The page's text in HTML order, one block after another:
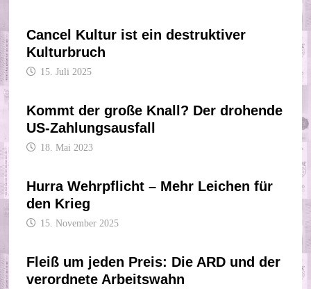
Cancel Kultur ist ein destruktiver
Kulturbruch
15. Juli 2025
Kommt der große Knall? Der drohende
US-Zahlungsausfall
18. Mai 2023
Hurra Wehrpflicht – Mehr Leichen für
den Krieg
15. November 2025
Fleiß um jeden Preis: Die ARD und der
verordnete Arbeitswahn